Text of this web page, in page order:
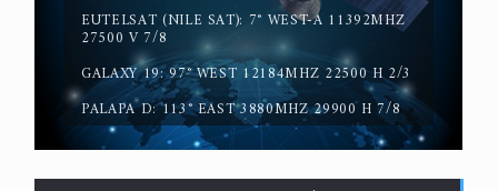
حقيقة المسيح الدجال
EUTELSAT (NILE SAT): 7° WEST-A 11392MHZ
27500 V 7/8
GALAXY 19: 97° WEST 12184MHZ 22500 H 2/3
PALAPA D: 113° EAST 3880MHZ 29900 H 7/8